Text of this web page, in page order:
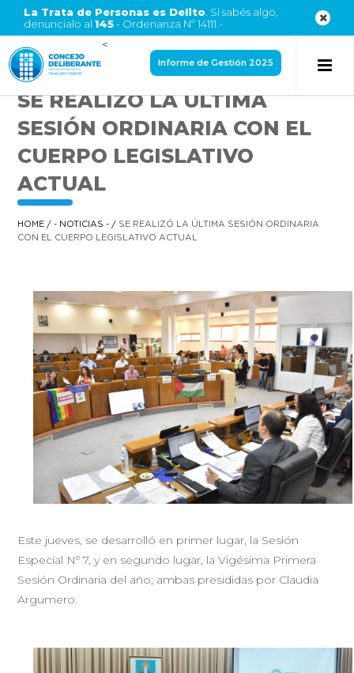
La Trata de Personas es Delito . Si sabés algo,
denuncialo al 145- Ordenanza Nº 14111.-
<
Informe de Gestión 2025
SE REALIZÓ LA ÚLTIMA
SESIÓN ORDINARIA CON EL
CUERPO LEGISLATIVO
ACTUAL
HOME /- NOTICIAS - / SE REALIZÓ LA ÚLTIMA SESIÓN ORDINARIA
CON EL CUERPO LEGISLATIVO ACTUAL
Este jueves, se desarrolló en primer lugar, la Sesión
Especial Nº 7, y en segundo lugar, la Vigésima Primera
Sesión Ordinaria del año; ambas presididas por Claudia
Argumero.